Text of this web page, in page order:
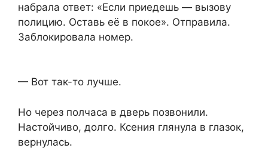
набрала ответ: «Если приедешь — вызову
полицию. Оставь её в покое». Отправила.
Заблокировала номер.
— Вот так-то лучше.
Но через полчаса в дверь позвонили.
Настойчиво, долго. Ксения глянула в глазок,
вернулась.